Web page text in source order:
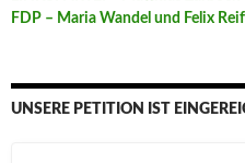
FDP – Maria Wandel und Felix
UNSERE PETITION IST